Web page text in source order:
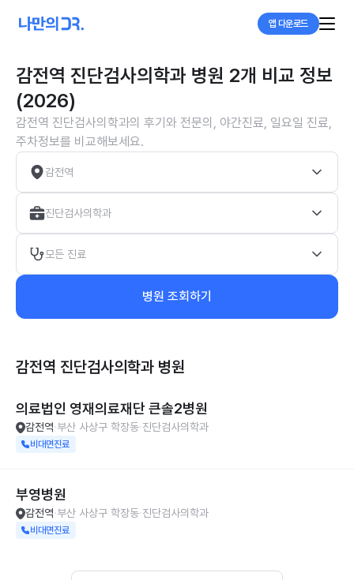
앱 다운로드
감전역 진단검사의학과 병원 2개 비교 정보
(2026)
감전역 진단검사의학과의 후기와 전문의, 야간진료, 일요일 진료,
주차정보를 비교해보세요.
감전역
진단검사의학과
모든 진료
병원 조회하기
감전역 진단검사의학과 병원
의료법인 영재의료재단 큰솔2병원
감전역 부산 사상구 학장동 진단검사의학과
비대면진료
부영병원
감전역 부산 사상구 학장동 진단검사의학과
비대면진료